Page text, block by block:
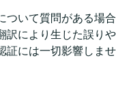
ついて質問がある場合
訳により生じた誤りや
証には一切影響しませ